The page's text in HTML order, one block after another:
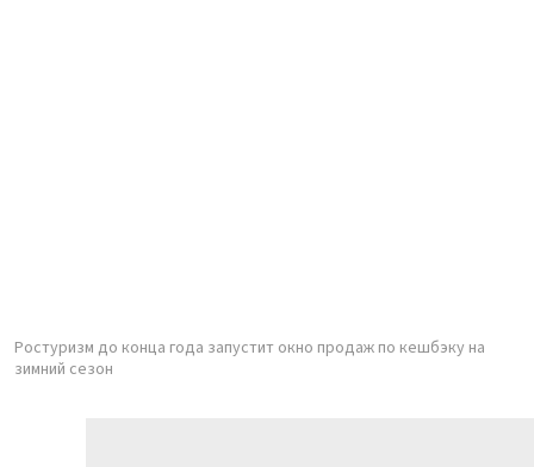
Ростуризм до конца года запустит окно продаж по кешбэку на
зимний сезон